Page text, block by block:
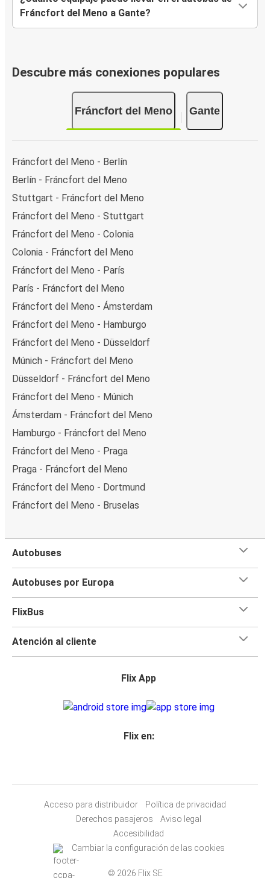
Fráncfort del Meno a Gante?
Descubre más conexiones populares
Fráncfort del Meno Gante
Fráncfort del Meno - Berlín
Berlín - Fráncfort del Meno
Stuttgart - Fráncfort del Meno
Fráncfort del Meno - Stuttgart
Fráncfort del Meno - Colonia
Colonia - Fráncfort del Meno
Fráncfort del Meno - París
París - Fráncfort del Meno
Fráncfort del Meno - Ámsterdam
Fráncfort del Meno - Hamburgo
Fráncfort del Meno - Düsseldorf
Múnich - Fráncfort del Meno
Düsseldorf - Fráncfort del Meno
Fráncfort del Meno - Múnich
Ámsterdam - Fráncfort del Meno
Hamburgo - Fráncfort del Meno
Fráncfort del Meno - Praga
Praga - Fráncfort del Meno
Fráncfort del Meno - Dortmund
Fráncfort del Meno - Bruselas
Autobuses
Autobuses por Europa
FlixBus
Atención al cliente
Flix App
Flix en:
Acceso para distribuidor
Política de privacidad
Derechos pasajeros
Aviso legal
Accesibilidad
Cambiar la configuración de las cookies
© 2026 Flix SE